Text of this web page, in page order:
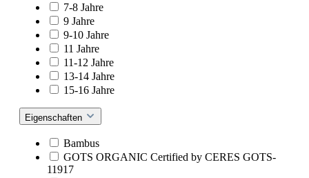
7-8 Jahre
9 Jahre
9-10 Jahre
11 Jahre
11-12 Jahre
13-14 Jahre
15-16 Jahre
Eigenschaften
Bambus
GOTS ORGANIC Certified by CERES GOTS-
11917